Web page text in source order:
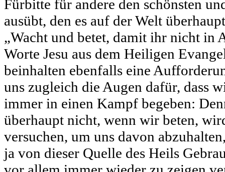
Fürbitte für andere den schönsten
ausübt, den es auf der Welt
„Wacht und betet, damit ihr nicht in
Worte Jesu aus dem Heiligen
beinhalten ebenfalls eine
uns zugleich die Augen dafür, dass
immer in einen Kampf begeben:
überhaupt nicht, wenn wir beten,
versuchen, um uns davon
ja von dieser Quelle des Heils